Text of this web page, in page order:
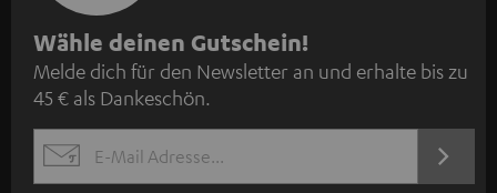
N
e
w
s
l
Wähle deinen Gutschein!
Melde dich für den Newsletter an und erhalte bis zu
45 € als Dankeschön.
EMAIL
JETZT